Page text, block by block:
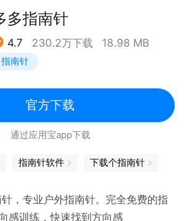
多指南针
4.7 230.2万下载 18.98 MB
指南针
官方下载
通过应用宝app下载
指南针软件 下载个指南针
，专业户外指南针。完全免费的指
感训练，快速找到方向感